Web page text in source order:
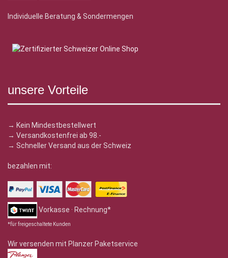
Individuelle Beratung & Sondermengen
unsere Vorteile
→ Kein Mindestbestellwert
→ Versandkostenfrei ab 98.-
→ Schneller Versand aus der Schweiz
bezahlen mit:
Vorkasse · Rechnung*
*für freigeschaltete Kunden
Wir versenden mit Planzer Paketservice